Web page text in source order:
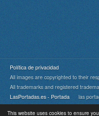
This website uses cookies to ensure
Política de privacidad
All images are copyrighted to their
All trademarks and registered
LasPortadas.es - Portada las